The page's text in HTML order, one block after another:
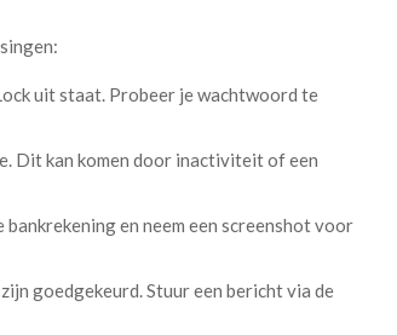
uit staat. Probeer je wachtwoord te
Dit kan komen door inactiviteit of een
en neem een screenshot voor
goedgekeurd. Stuur een bericht via de